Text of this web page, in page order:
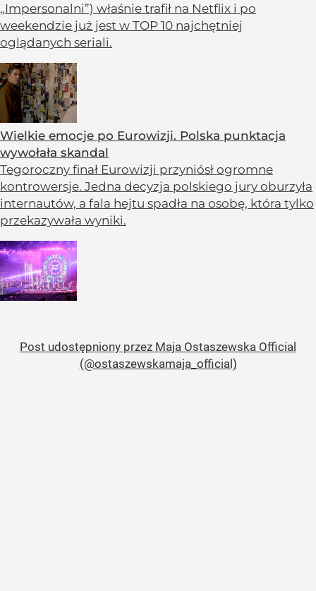
„Impersonalni”) właśnie trafił na Netflix i po
weekendzie już jest w TOP 10 najchętniej
oglądanych seriali.
Wielkie emocje po Eurowizji. Polska punktacja
wywołała skandal
Tegoroczny finał Eurowizji przyniósł ogromne
kontrowersje. Jedna decyzja polskiego jury oburzyła
internautów, a fala hejtu spadła na osobę, która tylko
przekazywała wyniki.
Post udostępniony przez Maja Ostaszewska Official
(@ostaszewskamaja_official)